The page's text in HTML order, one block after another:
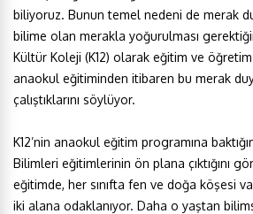
biliyoruz. Bunun temel nedeni de merak
bilime olan merakla yoğurulması
Kültür Koleji (K12) olarak eğitim ve
anaokul eğitiminden itibaren bu merak
çalıştıklarını söylüyor.
K12’nin anaokul eğitim programına
Bilimleri eğitimlerinin ön plana çıktığını
eğitimde, her sınıfta fen ve doğa köşesi
iki alana odaklanıyor. Daha o yaştan